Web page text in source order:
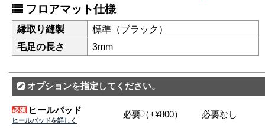
フロアマット仕様
縁取り縫製
標準（ブラック）
毛足の長さ
3mm
オプションを指定してください。
ヒールパッド
ヒールパッドを詳しく
必要（+¥800） 必要なし